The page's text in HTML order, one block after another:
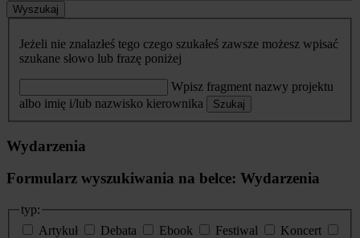
Wyszukaj
Jeżeli nie znalazłeś tego czego szukałeś zawsze możesz wpisać
szukane słowo lub frazę poniżej
Wpisz fragment nazwy projektu
albo imię i/lub nazwisko kierownika
Szukaj
Wydarzenia
Formularz wyszukiwania na belce: Wydarzenia
typ:
Artykuł
Debata Ebook Festiwal
Koncert